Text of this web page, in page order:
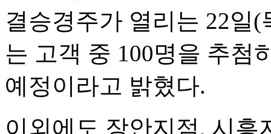
결승경주가 열리는 22일
는 고객 중 100명을 추첨
예정이라고 밝혔다.
이외에도 장안지점, 시흥